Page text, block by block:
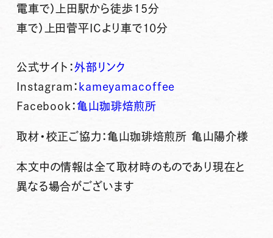
電車で）上田駅から徒歩15分
車で）上田菅平ICより車で10分
公式サイト：外部リンク
Instagram： kameyamacoffee
Facebook：亀山珈琲焙煎所
取材・校正ご協力：亀山珈琲焙煎所 亀山陽介様
本文中の情報は全て取材時のものであり現在と
異なる場合がございます